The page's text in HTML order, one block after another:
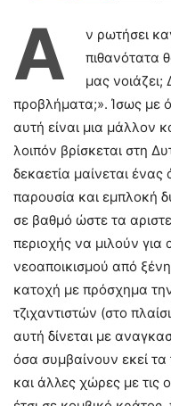
Α
ν ρωτήσει
πιθανότατα
μας
προβλήματα;». Ίσως με
αυτή είναι μια μάλλον
λοιπόν βρίσκεται στη
δεκαετία μαίνεται
παρουσία και εμπλοκή
σε βαθμό ώστε τα
περιοχής να μιλούν για
νεοαποικισμού από
κατοχή με πρόσχημα
τζιχαντιστών (στο
αυτή δίνεται με
όσα συμβαίνουν εκεί
και άλλες χώρες με τις